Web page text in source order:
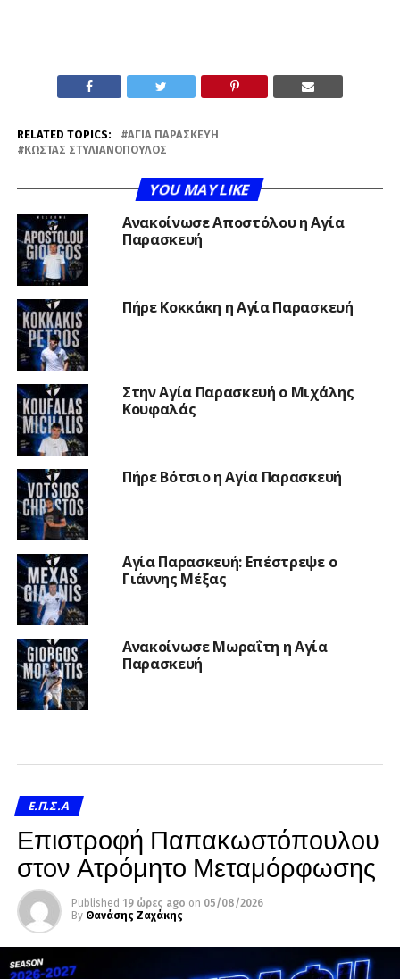
RELATED TOPICS:
ΑΓΊΑ ΠΑΡΑΣΚΕΥΉ
ΚΏΣΤΑΣ ΣΤΥΛΙΑΝΌΠΟΥΛΟΣ
YOU MAY LIKE
Ανακοίνωσε Αποστόλου η Αγία
Παρασκευή
Πήρε Κοκκάκη η Αγία Παρασκευή
Στην Αγία Παρασκευή ο Μιχάλης
Κουφαλάς
Πήρε Βότσιο η Αγία Παρασκευή
Αγία Παρασκευή: Επέστρεψε ο
Γιάννης Μέξας
Ανακοίνωσε Μωραΐτη η Αγία
Παρασκευή
Ε.Π.Σ.Α
Επιστροφή Παπακωστόπουλου
στον Ατρόμητο Μεταμόρφωσης
Published 19 ώρες ago on 05/08/2026
By Θανάσης Ζαχάκης